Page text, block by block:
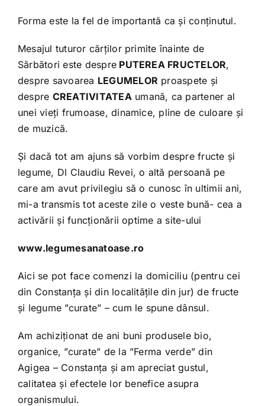
Forma este la fel de importantă ca și conținutul.
Mesajul tuturor cărților primite înainte de
Sărbători este despre PUTEREA FRUCTELOR,
despre savoarea LEGUMELOR proaspete și
despre CREATIVITATEA umană, ca partener al
unei vieți frumoase, dinamice, pline de culoare și
de muzică.
Și dacă tot am ajuns să vorbim despre fructe și
legume, Dl Claudiu Revei, o altă persoană pe
care am avut privilegiu să o cunosc în ultimii ani,
mi-a transmis tot aceste zile o veste bună- cea a
activării și funcționării optime a site-ului
www.legumesanatoase.ro
Aici se pot face comenzi la domiciliu (pentru cei
din Constanța și din localitățile din jur) de fructe
și legume ”curate” – cum le spune dânsul.
Am achiziționat de ani buni produsele bio,
organice, ”curate” de la ”Ferma verde” din
Agigea – Constanța și am apreciat gustul,
calitatea și efectele lor benefice asupra
organismului.